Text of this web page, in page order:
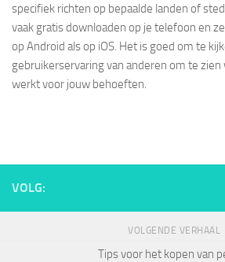
specifiek richten op bepaalde landen of
vaak gratis downloaden op je telefoon en
op Android als op iOS. Het is goed om te
gebruikerservaring van anderen om te
werkt voor jouw behoeften.
VOLG:
VOLGENDE VERHAAL
Tips voor het kopen van